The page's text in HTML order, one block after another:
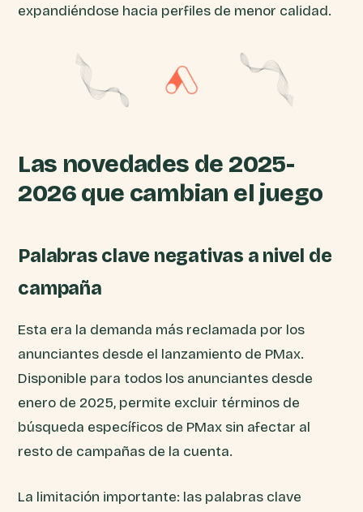
expandiéndose hacia perfiles de menor calidad.
Las novedades de 2025-
2026 que cambian el juego
Palabras clave negativas a nivel de
campaña
Esta era la demanda más reclamada por los
anunciantes desde el lanzamiento de PMax.
Disponible para todos los anunciantes desde
enero de 2025, permite excluir términos de
búsqueda específicos de PMax sin afectar al
resto de campañas de la cuenta.
La limitación importante: las palabras clave